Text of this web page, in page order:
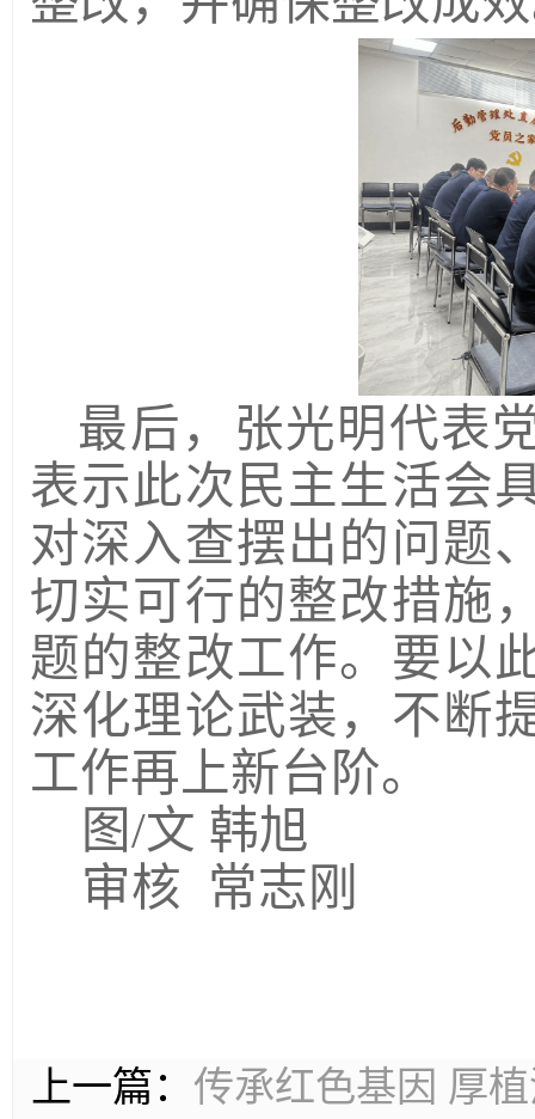
最后，张光明代表
表示此次民主生活会
对深入查摆出的问题
切实可行的整改措施
题的整改工作。要以
深化理论武装，不断
工作再上新台阶。
图/文 韩旭
审核 常志刚
上一篇： 传承红色基因 厚